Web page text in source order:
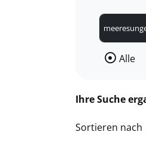
Wählen
Alle
Ihre Suche
Sortieren nach